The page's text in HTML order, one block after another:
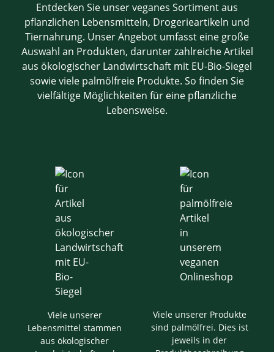
Entdecken Sie unser veganes Sortiment aus
pflanzlichen Lebensmitteln, Drogerieartikeln und
Tiernahrung. Unser Angebot umfasst eine große
Auswahl an Produkten, darunter zahlreiche Artikel
aus ökologischer Landwirtschaft mit EU-Bio-Siegel
sowie viele palmölfreie Produkte. So finden Sie
vielfältige Möglichkeiten für eine pflanzliche
Lebensweise.
Viele unserer
Lebensmittel stammen
aus ökologischer
Viele unserer Produkte
sind palmölfrei. Dies ist
jeweils in der